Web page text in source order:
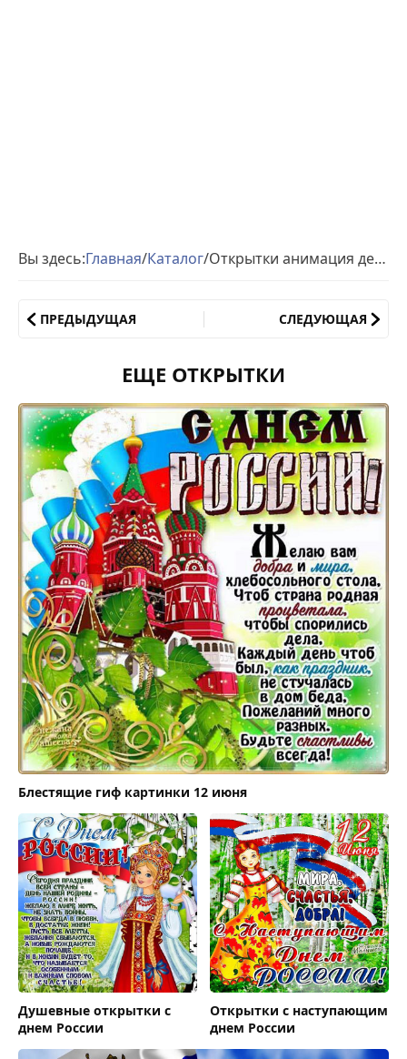
Вы здесь:Главная/Каталог/ Открытки анимация день России
ПРЕДЫДУЩАЯ СЛЕДУЮЩАЯ
ЕЩЕ ОТКРЫТКИ
Блестящие гиф картинки 12 июня
Душевные открытки с
днем России
Открытки с наступающим
днем России